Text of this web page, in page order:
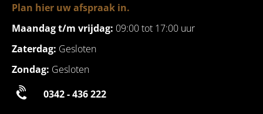
Plan hier uw afspraak in.
Maandag t/m vrijdag: 09:00 tot 17:00 uur
Zaterdag: Gesloten
Zondag: Gesloten
0342 - 436 222